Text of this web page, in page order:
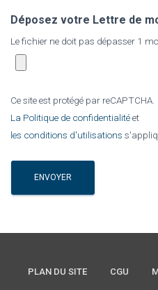
Déposez votre Lettre de
Le fichier ne doit pas dépasser 1 mo
Ce site est protégé par reCAPTCHA.
La Politique de confidentialitéet
les conditions d'utilisations
PLAN DU SITE CGU